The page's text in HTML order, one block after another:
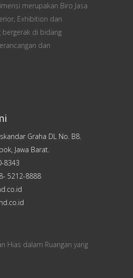
merupakan Biro Jasa
Exhibition dan
bergerak di bidang
dan
Graha DL No. B8.
Jawa Barat.
8343
5212-8888
Hias dalam Ruangan yang